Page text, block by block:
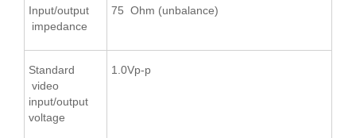
Input/output
impedance
75 Ohm (unbalance)
Standard
video
input/output
voltage
1.0Vp-p